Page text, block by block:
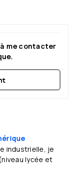
me contacter
industrielle, je
lycée et